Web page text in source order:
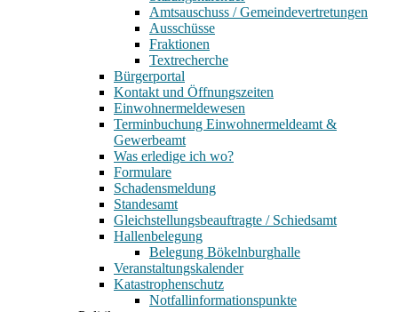
Amtsauschuss / Gemeindevertretungen
Ausschüsse
Fraktionen
Textrecherche
Bürgerportal
Kontakt und Öffnungszeiten
Einwohnermeldewesen
Terminbuchung Einwohnermeldeamt &
Gewerbeamt
Was erledige ich wo?
Formulare
Schadensmeldung
Standesamt
Gleichstellungsbeauftragte / Schiedsamt
Hallenbelegung
Belegung Bökelnburghalle
Veranstaltungskalender
Katastrophenschutz
Notfallinformationspunkte